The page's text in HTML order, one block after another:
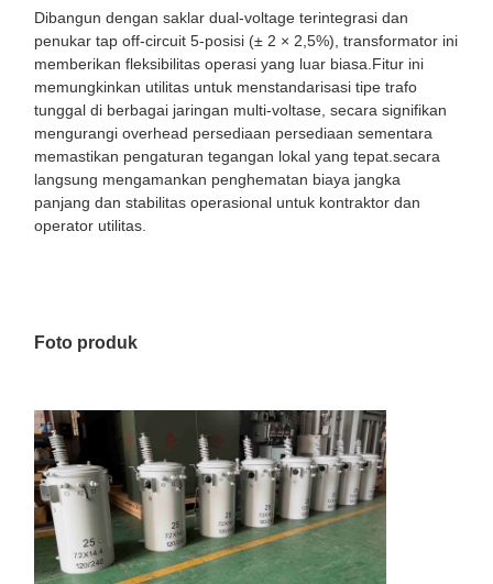
Dibangun dengan saklar dual-voltage terintegrasi dan
penukar tap off-circuit 5-posisi (± 2 × 2,5%), transformator ini
memberikan fleksibilitas operasi yang luar biasa.Fitur ini
memungkinkan utilitas untuk menstandarisasi tipe trafo
tunggal di berbagai jaringan multi-voltase, secara signifikan
mengurangi overhead persediaan persediaan sementara
memastikan pengaturan tegangan lokal yang tepat.secara
langsung mengamankan penghematan biaya jangka
panjang dan stabilitas operasional untuk kontraktor dan
operator utilitas.
Foto produk